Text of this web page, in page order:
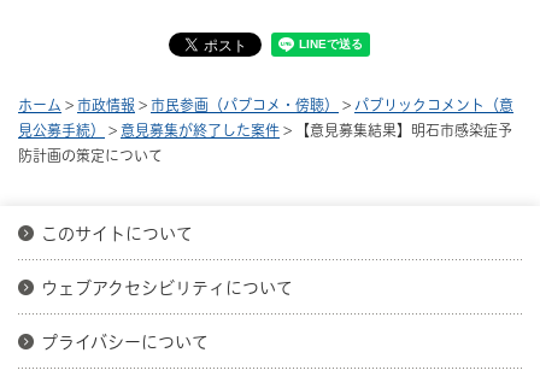
ホーム > 市政情報 > 市民参画（パブコメ・傍聴） > パブリックコメント（意
見公募手続）
> 意見募集が終了した案件 > 【意見募集結果】明石市感染症予
防計画の策定について
このサイトについて
ウェブアクセシビリティについて
プライバシーについて